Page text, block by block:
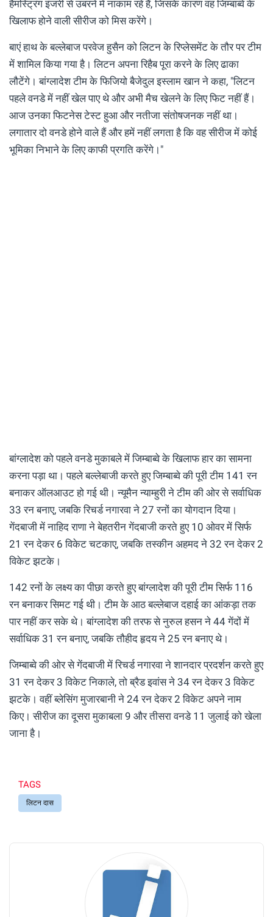
हैमस्ट्रिंग इंजरी से उबरने में नाकाम रहे हैं, जिसके कारण वह जिम्बाब्वे के
खिलाफ होने वाली सीरीज को मिस करेंगे।
बाएं हाथ के बल्लेबाज परवेज हुसैन को लिटन के रिप्लेसमेंट के तौर पर टीम
में शामिल किया गया है। लिटन अपना रिहैब पूरा करने के लिए ढाका
लौटेंगे। बांग्लादेश टीम के फिजियो बैजेदुल इस्लाम खान ने कहा, "लिटन
पहले वनडे में नहीं खेल पाए थे और अभी मैच खेलने के लिए फिट नहीं हैं।
आज उनका फिटनेस टेस्ट हुआ और नतीजा संतोषजनक नहीं था।
लगातार दो वनडे होने वाले हैं और हमें नहीं लगता है कि वह सीरीज में कोई
भूमिका निभाने के लिए काफी प्रगति करेंगे।"
बांग्लादेश को पहले वनडे मुकाबले में जिम्बाब्वे के खिलाफ हार का सामना
करना पड़ा था। पहले बल्लेबाजी करते हुए जिम्बाब्वे की पूरी टीम 141 रन
बनाकर ऑलआउट हो गई थी। न्यूमैन न्याम्हुरी ने टीम की ओर से सर्वाधिक
33 रन बनाए, जबकि रिचर्ड नगारवा ने 27 रनों का योगदान दिया।
गेंदबाजी में नाहिद राणा ने बेहतरीन गेंदबाजी करते हुए 10 ओवर में सिर्फ
21 रन देकर 6 विकेट चटकाए, जबकि तस्कीन अहमद ने 32 रन देकर 2
विकेट झटके।
142 रनों के लक्ष्य का पीछा करते हुए बांग्लादेश की पूरी टीम सिर्फ 116
रन बनाकर सिमट गई थी। टीम के आठ बल्लेबाज दहाई का आंकड़ा तक
पार नहीं कर सके थे। बांग्लादेश की तरफ से नुरुल हसन ने 44 गेंदों में
सर्वाधिक 31 रन बनाए, जबकि तौहीद हृदय ने 25 रन बनाए थे।
जिम्बाब्वे की ओर से गेंदबाजी में रिचर्ड नगारवा ने शानदार प्रदर्शन करते हुए
31 रन देकर 3 विकेट निकाले, तो ब्रैड इवांस ने 34 रन देकर 3 विकेट
झटके। वहीं ब्लेसिंग मुजारबानी ने 24 रन देकर 2 विकेट अपने नाम
किए। सीरीज का दूसरा मुकाबला 9 और तीसरा वनडे 11 जुलाई को खेला
जाना है।
TAGS
लिटन दास